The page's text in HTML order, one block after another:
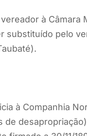
à Câmara
substituído pelo
à Companhia